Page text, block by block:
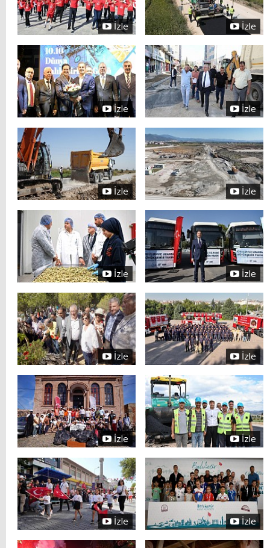
İzle İzle
İzle İzle
İzle İzle
İzle İzle
İzle İzle
İzle İzle
İzle İzle